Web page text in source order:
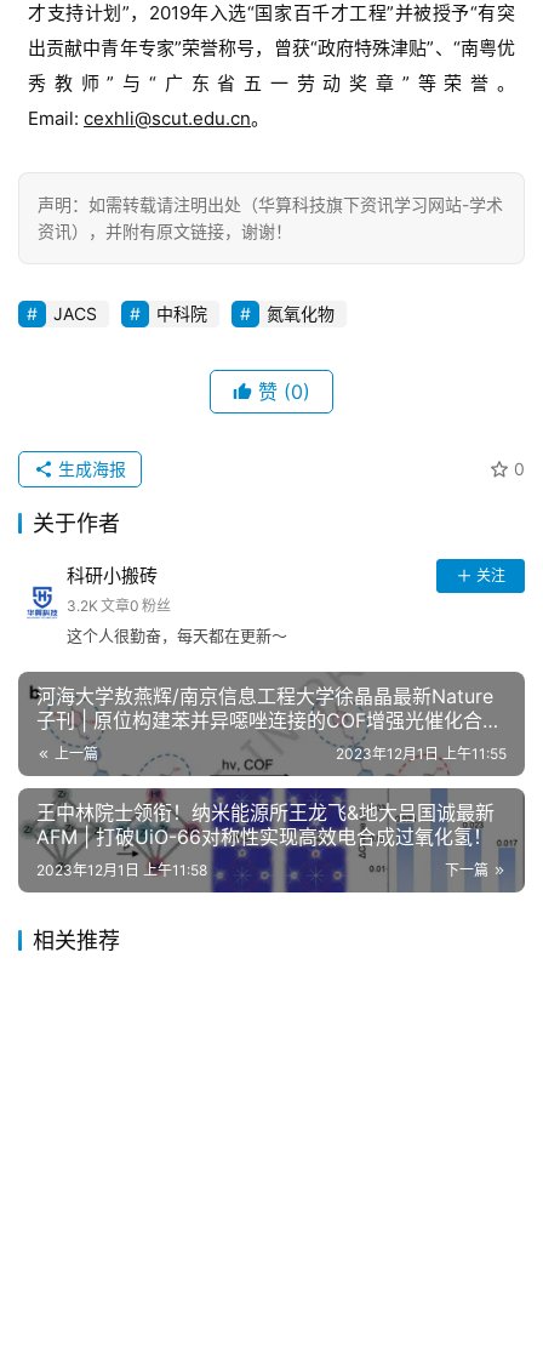
才支持计划”， 2019年入选“国家百千才工程”并被授予“有突
出贡献中青年专家”荣誉称号，曾获“政府特殊津贴”、 “南粤优
秀教师”与“广东省五一劳动奖章 ” 等荣誉。
Email: cexhli@scut.edu.cn。
声明：如需转载请注明出处（华算科技旗下资讯学习网站-学术
资讯），并附有原文链接，谢谢！
JACS 中科院 氮氧化物
赞 (0)
0
生成海报
关于作者
科研小搬砖
关注
3.2K 文章0 粉丝
这个人很勤奋，每天都在更新～
河海大学敖燕辉/南京信息工程大学徐晶晶最新Nature
子刊 | 原位构建苯并异噁唑连接的COF增强光催化合成
过氧化氢！
上一篇 2023年12月1日 上午11:55
王中林院士领衔！纳米能源所王龙飞&地大吕国诚最新
AFM | 打破UiO-66对称性实现高效电合成过氧化氢！
下一篇
2023年12月1日 上午11:58
相关推荐